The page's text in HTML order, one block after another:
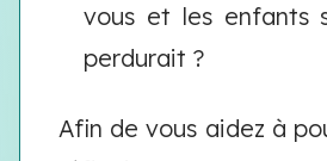
vous et les enfants
perdurait ?
Afin de vous aidez à